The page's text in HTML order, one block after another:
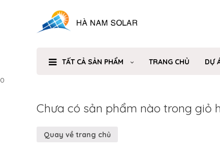
TẤT CẢ SẢN PHẨM TRANG CHỦ DỰ
0
Chưa có sản phẩm nào trong giỏ
Quay về trang chủ